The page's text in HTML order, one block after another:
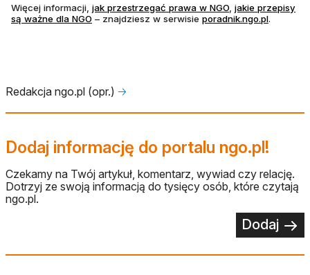
Więcej informacji, jak przestrzegać prawa w NGOotwiera się w
, jakie przepisy
są ważne dla NGOotwiera się w nowej karcie
– znajdziesz w serwisie poradnik.ngo.plotwiera
.
Redakcja ngo.pl (opr.) 🡢
Dodaj informację do portalu ngo.pl!
Czekamy na Twój artykuł, komentarz, wywiad czy relację.
Dotrzyj ze swoją informacją do tysięcy osób, które czytają
ngo.pl.
Dodaj